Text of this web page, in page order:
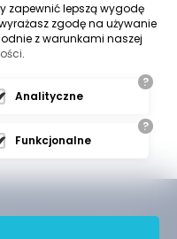
Prawa Zastrzeżone
zapewnić lepszą wygodę
zgodę na używanie
z warunkami naszej
.
?
Analityczne
?
Funkcjonalne